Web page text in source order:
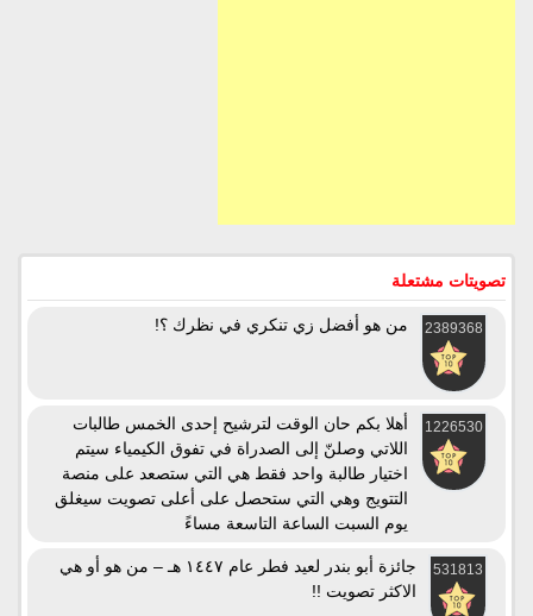
تصويتات مشتعلة
2389368 من هو أفضل زي تنكري في نظرك ؟!
1226530
أهلا بكم حان الوقت لترشيح إحدى الخمس طالبات
اللاتي وصلنّ إلى الصدراة في تفوق الكيمياء سيتم
اختيار طالبة واحد فقط هي التي ستصعد على منصة
التتويج وهي التي ستحصل على أعلى تصويت سيغلق
يوم السبت الساعة التاسعة مساءً
531813
جائزة أبو بندر لعيد فطر عام ١٤٤٧ هـ – من هو أو هي
الاكثر تصويت !!